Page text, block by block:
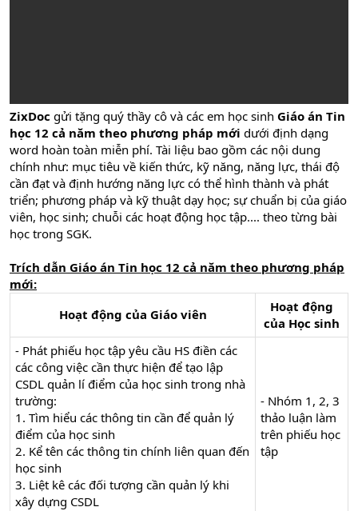
ZixDoc gửi tặng quý thầy cô và các em học sinh Giáo án Tin
học 12 cả năm theo phương pháp mới dưới định dạng
word hoàn toàn miễn phí. Tài liệu bao gồm các nội dung
chính như: mục tiêu về kiến thức, kỹ năng, năng lực, thái độ
cần đạt và định hướng năng lực có thể hình thành và phát
triển; phương pháp và kỹ thuật dạy học; sự chuẩn bị của giáo
viên, học sinh; chuỗi các hoạt động học tập.... theo từng bài
học trong SGK.
Trích dẫn Giáo án Tin học 12 cả năm theo phương pháp
mới:
Hoạt động của Giáo viên
Hoạt động
của Học sinh
- Phát phiếu học tập yêu cầu HS điền các
các công việc cần thực hiện để tạo lập
CSDL quản lí điểm của học sinh trong nhà
trường:
1. Tìm hiểu các thông tin cần để quản lý
điểm của học sinh
2. Kể tên các thông tin chính liên quan đến
học sinh
3. Liệt kê các đối tượng cần quản lý khi
xây dựng CSDL
- Nhóm 1, 2, 3
thảo luận làm
trên phiếu học
tập